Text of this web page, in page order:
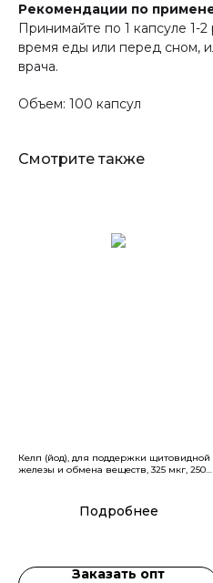
Рекомендации по
Принимайте по 1 капсуле 1-
время еды или перед сном,
врача.
Объем: 100 капсул
Смотрите также
Келп (йод), для поддержки щитовидной
железы и обмена веществ, 325 мкг, 250
Подробнее
Заказать опт
и наш консультант
Я ознакомлен(-а) сПолитикой в
обработки персональных данных
Оставьте заявку,